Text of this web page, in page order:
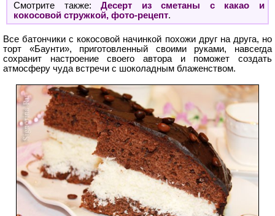
Смотрите также:Десерт из сметаны с какао и
кокосовой стружкой, фото-рецепт.
Все батончики с кокосовой начинкой похожи друг на друга, но
торт «Баунти», приготовленный своими руками, навсегда
сохранит настроение своего автора и поможет создать
атмосферу чуда встречи с шоколадным блаженством.